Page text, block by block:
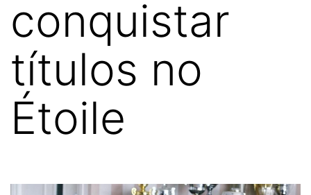
conquistar
títulos no
Étoile